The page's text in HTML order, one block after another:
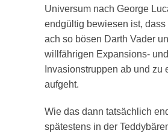
Universum nach George
endgültig bewiesen ist, dass
ach so bösen Darth Vader
willfährigen Expansions- und
Invasionstruppen ab und zu
aufgeht.
Wie das dann tatsächlich
spätestens in der